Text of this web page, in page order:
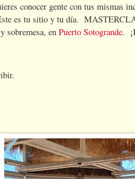
conocer gente con tus mismas
es tu sitio y tu día.
sobremesa, en Puerto Sotogrande.